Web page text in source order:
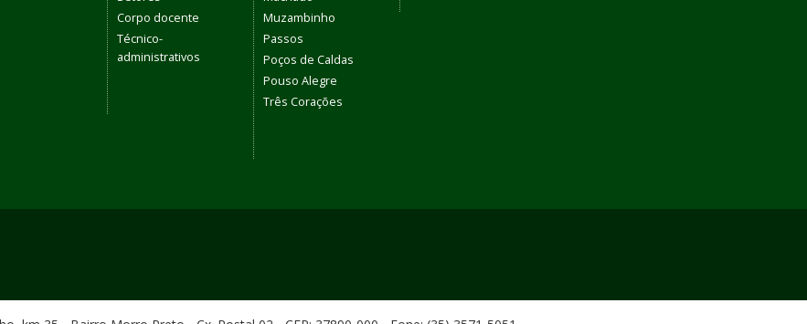
Corpo docente
Técnico-
administrativos
Muzambinho
Passos
Poços de Caldas
Pouso Alegre
Três Corações